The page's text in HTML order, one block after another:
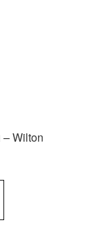
– Wilton